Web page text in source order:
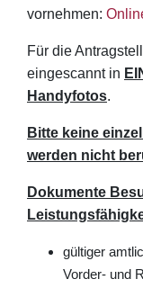
vornehmen:
Für die
eingescannt in
Handyfotos.
Bitte keine
werden nicht
Dokumente
gültiger
Vorder- und